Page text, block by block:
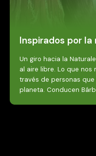
Inspirados por la
Un giro hacia la
al aire libre. Lo que nos
través de personas
planeta. Conducen